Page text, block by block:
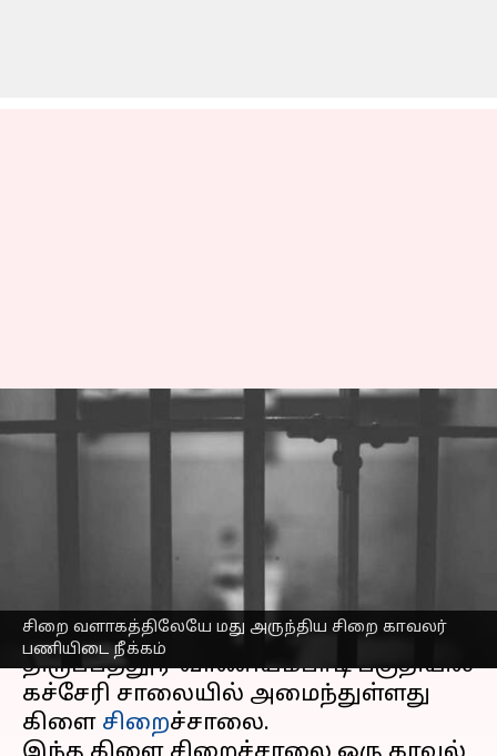
சிறை வளாகத்திலேயே மது அருந்திய சிறை காவலர்
பணியிடை நீக்கம்
சிறை வளாகத்திலேயே
மது அருந்திய சிறை
காவலர் பணியிடை
Nov 29, 2023
செய்தி முன்னோட்டம்
திருப்பத்தூர்-வாணியம்பாடி பகுதியில்
கச்சேரி சாலையில் அமைந்துள்ளது
கிளை சிறைச்சாலை.